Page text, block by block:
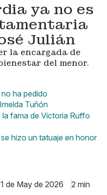
ya no es
Julián
la encargada de
del menor.
ha pedido
Tuñón
la fama de Victoria Ruffo
hizo un tatuaje en honor
de May de 2026 2 min